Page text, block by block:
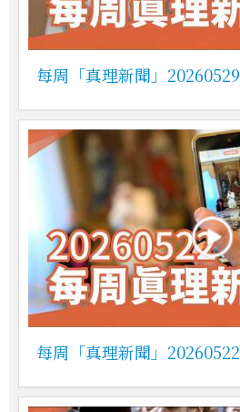
每周「真理新聞」20260529
每周「真理新聞」20260522